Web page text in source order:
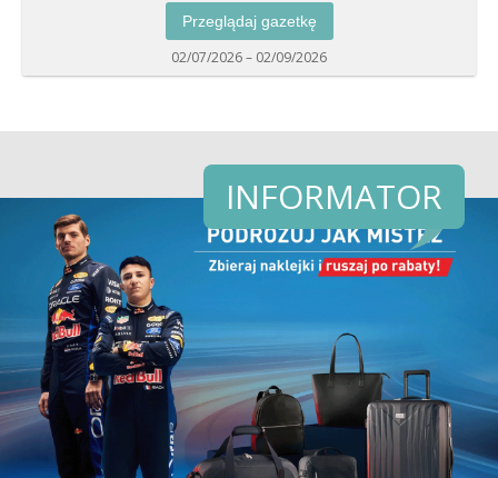
Przeglądaj gazetkę
02/07/2026 – 02/09/2026
INFORMATOR